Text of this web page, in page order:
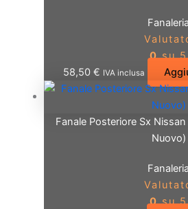
Fanaleria
0su 5
58,50 € IVA inclusa
Fanale Posteriore Sx
Nuovo)
Fanaleria
0su 5